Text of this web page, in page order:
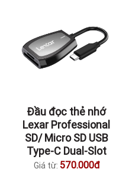
Đầu đọc thẻ nhớ
Lexar Professional
SD/ Micro SD USB
Type-C Dual-Slot
Giá từ: 570.000đ